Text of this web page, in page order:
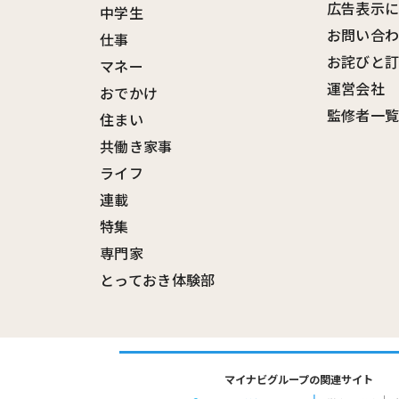
中学生
仕事
マネー
おでかけ
住まい
共働き家事
ライフ
連載
特集
専門家
とっておき体験部
広告表示
お問い合
お詫びと
運営会社
監修者一覧
マイナビグループの関連サイト